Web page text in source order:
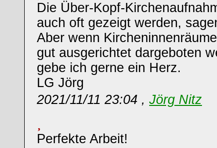
Die Über-Kopf-
auch oft gezeigt werden,
Aber wenn
gut ausgerichtet dargeboten
gebe ich gerne ein Herz.
LG Jörg
2021/11/11 23:04 , Jörg Nitz
Perfekte Arbeit!